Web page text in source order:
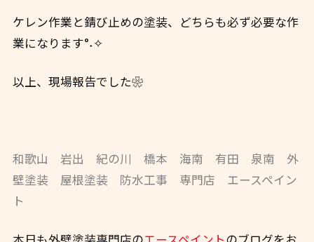
ケレン作業と錆び止めの塗装、どちらも必ず必要な作
業になります°˖✧
以上、現場報告でした❀
和歌山 岩出 紀の川 橋本 海南 有田 泉南 外
壁塗装 屋根塗装 防水工事 専門店 エースペイン
ト